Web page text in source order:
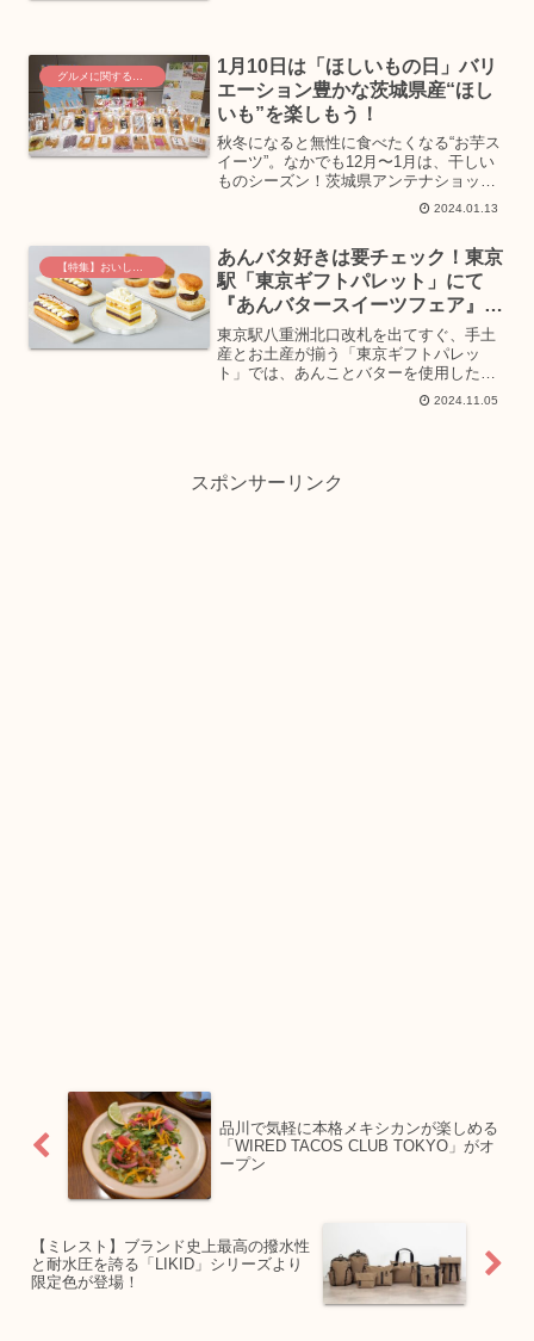
します。新発売の「フ...
1月10日は「ほしいもの日」バリ
エーション豊かな茨城県産“ほし
いも”を楽しもう！
秋冬になると無性に食べたくなる“お芋ス
イーツ”。なかでも12月〜1月は、干しい
ものシーズン！茨城県アンテナショップ
「IBARAKI sense-イバラキセンス」に
は、この時期になると店内にずらりと
に、干し芋...
2024.01.13
【特集】おいしいグルメ土産
あんバタ好きは要チェック！東京
駅「東京ギフトパレット」にて
『あんバタースイーツフェア』が
開催中
東京駅八重洲北口改札を出てすぐ、手土
産とお土産が揃う「東京ギフトパレッ
ト」では、あんことバターを使用したス
イーツを取り揃えた『あんバタースイー
ツフェア』を2024年11月1日(金)～11月30
2024.11.05
スポンサーリンク
品川で気軽に本格メキシカンが楽しめる
「WIRED TACOS CLUB TOKYO」がオ
ープン
【ミレスト】ブランド史上最高の撥水性
と耐水圧を誇る「LIKID」シリーズより
限定色が登場！